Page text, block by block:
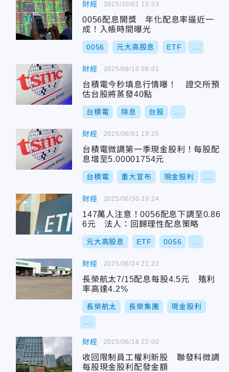
財經
0056配息開獎 年化配息率逼近一
成！入帳時間曝光
0056 元大高股息 ETF
2025/10/01 15:53
財經
台積電今秒填息行情曝！ 證交所預
估台股將蒸發40點
台積電 除息 台股
2025/09/16 08:01
財經
台積電微調第一季現金股利！每股配
息增至5.00001754元
台積電 重大宣布 現金股利
2025/09/01 19:25
財經
147萬人注意！0056配息下調至0.86
6元 法人：回歸理性配息策略
元大高股息 ETF 0056
2025/06/30 23:24
財經
長榮航太7/15配息每股4.5元 殖利
率高達4.2%
長榮航太 長榮集團 現金股利
2025/06/24 21:22
財經
收回限制員工權利新股 聯發科微調
每股現金股利配發金額
2025/06/18 22:00